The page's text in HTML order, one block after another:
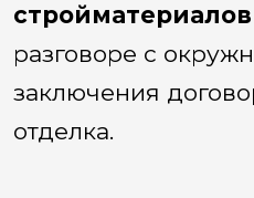
стройматериалов
разговоре с
заключения
отделка.